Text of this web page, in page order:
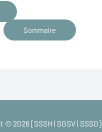
Sommaire
© 2026 [SSSH | SGSV | SSSO]